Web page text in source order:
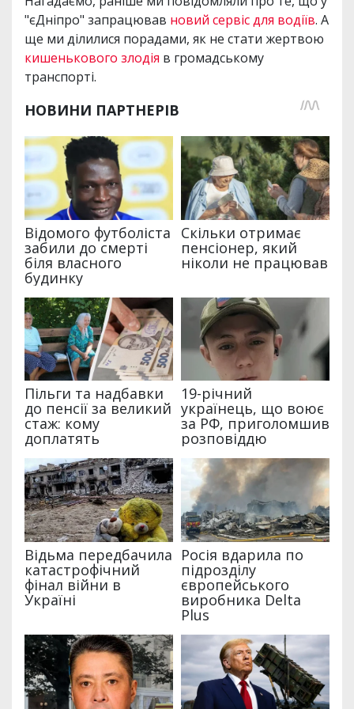
"єДніпро" запрацював новий сервіс для водіїв. А
ще ми ділилися порадами, як не стати жертвою
кишенькового злодія в громадському
транспорті.